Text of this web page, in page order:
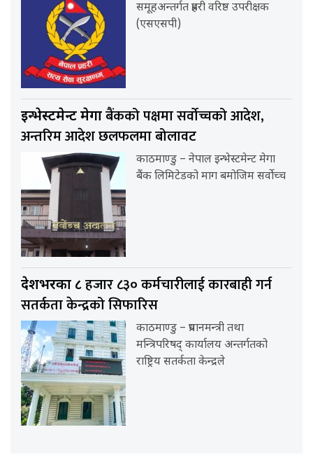
समूहअन्तर्गत प्रहरी वरिष्ठ उपरीक्षक
(एसएसपी)
इन्भेस्टमेन्ट मेगाबैंकको पक्षमा सर्वाेच्चको आदेश,
अन्तरिम आदेश छलफलमा बोलावट
काठमाण्डु – नेपाल इन्भेस्टमेन्ट मेगा
बैंक लिमिटेडको माग बमोजिम सर्वोच्च
देशभरका ८हजार ८३० कर्मचारीलाई कारबाही गर्न
सतर्कता केन्द्रको सिफारिस
काठमाण्डु – प्रधानमन्त्री तथा
मन्त्रिपरिषद् कार्यालय अन्तर्गतको
राष्ट्रिय सतर्कता केन्द्रले